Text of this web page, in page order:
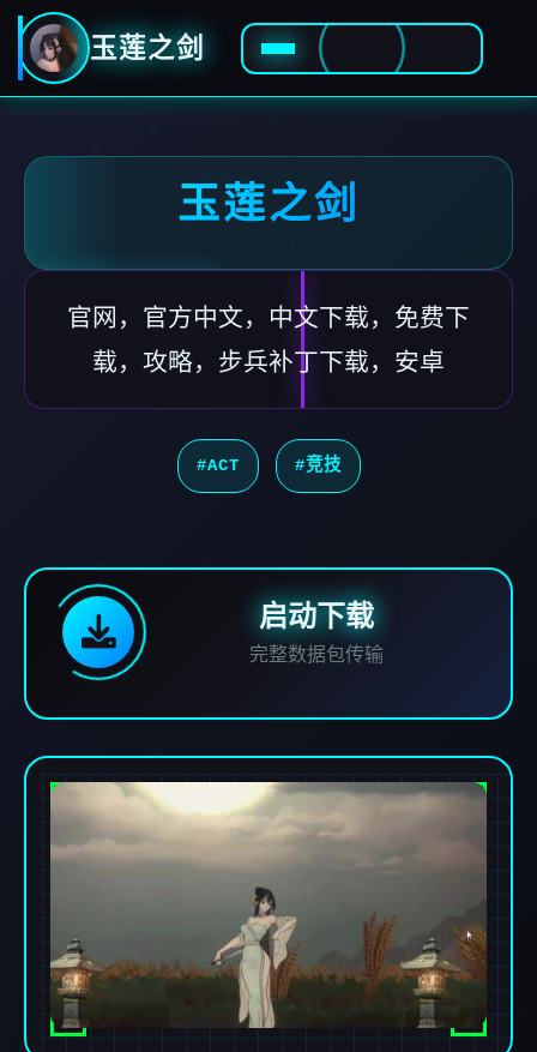
玉莲之剑
玉莲之剑
官网，官方中文，中文下载，免费下
载，攻略，步兵补丁下载，安卓
#ACT #竞技
启动下载
完整数据包传输